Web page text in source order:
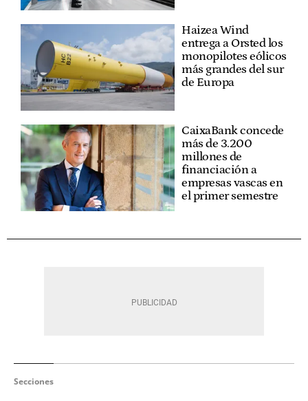
Haizea Wind
entrega a Orsted los
monopilotes eólicos
más grandes del sur
de Europa
CaixaBank concede
más de 3.200
millones de
financiación a
empresas vascas en
el primer semestre
Secciones